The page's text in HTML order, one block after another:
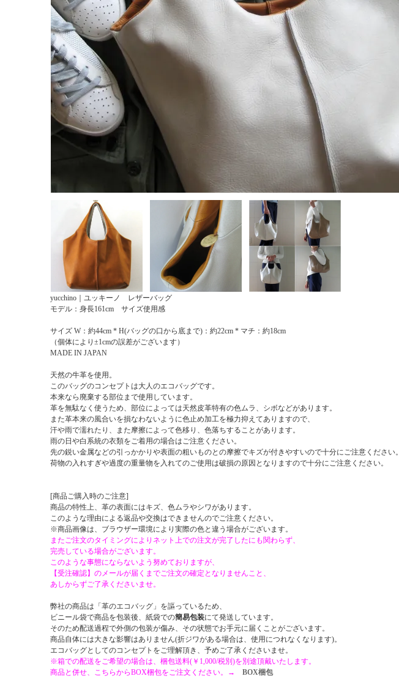
yucchino｜ユッキーノ レザーバッグ
モデル：身長161cm サイズ使用感
サイズ W：約44cm * H(バッグの口から底まで)：約22cm * マチ：約18cm
（個体により±1cmの誤差がございます）
MADE IN JAPAN
天然の牛革を使用。
このバッグのコンセプトは大人のエコバッグです。
本来なら廃棄する部位まで使用しています。
革を無駄なく使うため、部位によっては天然皮革特有の色ムラ、シボなどがあります。
また革本来の風合いを損なわないように色止め加工を極力抑えてありますので、
汗や雨で濡れたり、また摩擦によって色移り、色落ちすることがあります。
雨の日や白系統の衣類をご着用の場合はご注意ください。
先の鋭い金属などの引っかかりや表面の粗いものとの摩擦でキズが付きやすいので十分にご注意ください。
荷物の入れすぎや過度の重量物を入れてのご使用は破損の原因となりますので十分にご注意ください。
[商品ご購入時のご注意]
商品の特性上、革の表面にはキズ、色ムラやシワがあります。
このような理由による返品や交換はできませんのでご注意ください。
※商品画像は、ブラウザー環境により実際の色と違う場合がございます。
またご注文のタイミングによりネット上での注文が完了したにも関わらず、
完売している場合がございます。
このような事態にならないよう努めておりますが、
【受注確認】のメールが届くまでご注文の確定となりませんこと、
あしからずご了承くださいませ。
弊社の商品は「革のエコバッグ」を謳っているため、
ビニール袋で商品を包装後、紙袋での簡易包装にて発送しています。
そのため配送過程で外側の包装が傷み、その状態でお手元に届くことがございます。
商品自体には大きな影響はありません(折ジワがある場合は、使用につれなくなります)。
エコバッグとしてのコンセプトをご理解頂き、予めご了承くださいませ。
※箱での配送をご希望の場合は、梱包送料(￥1,000/税別)を別途頂戴いたします。
商品と併せ、こちらからBOX梱包をご注文ください。→ BOX梱包